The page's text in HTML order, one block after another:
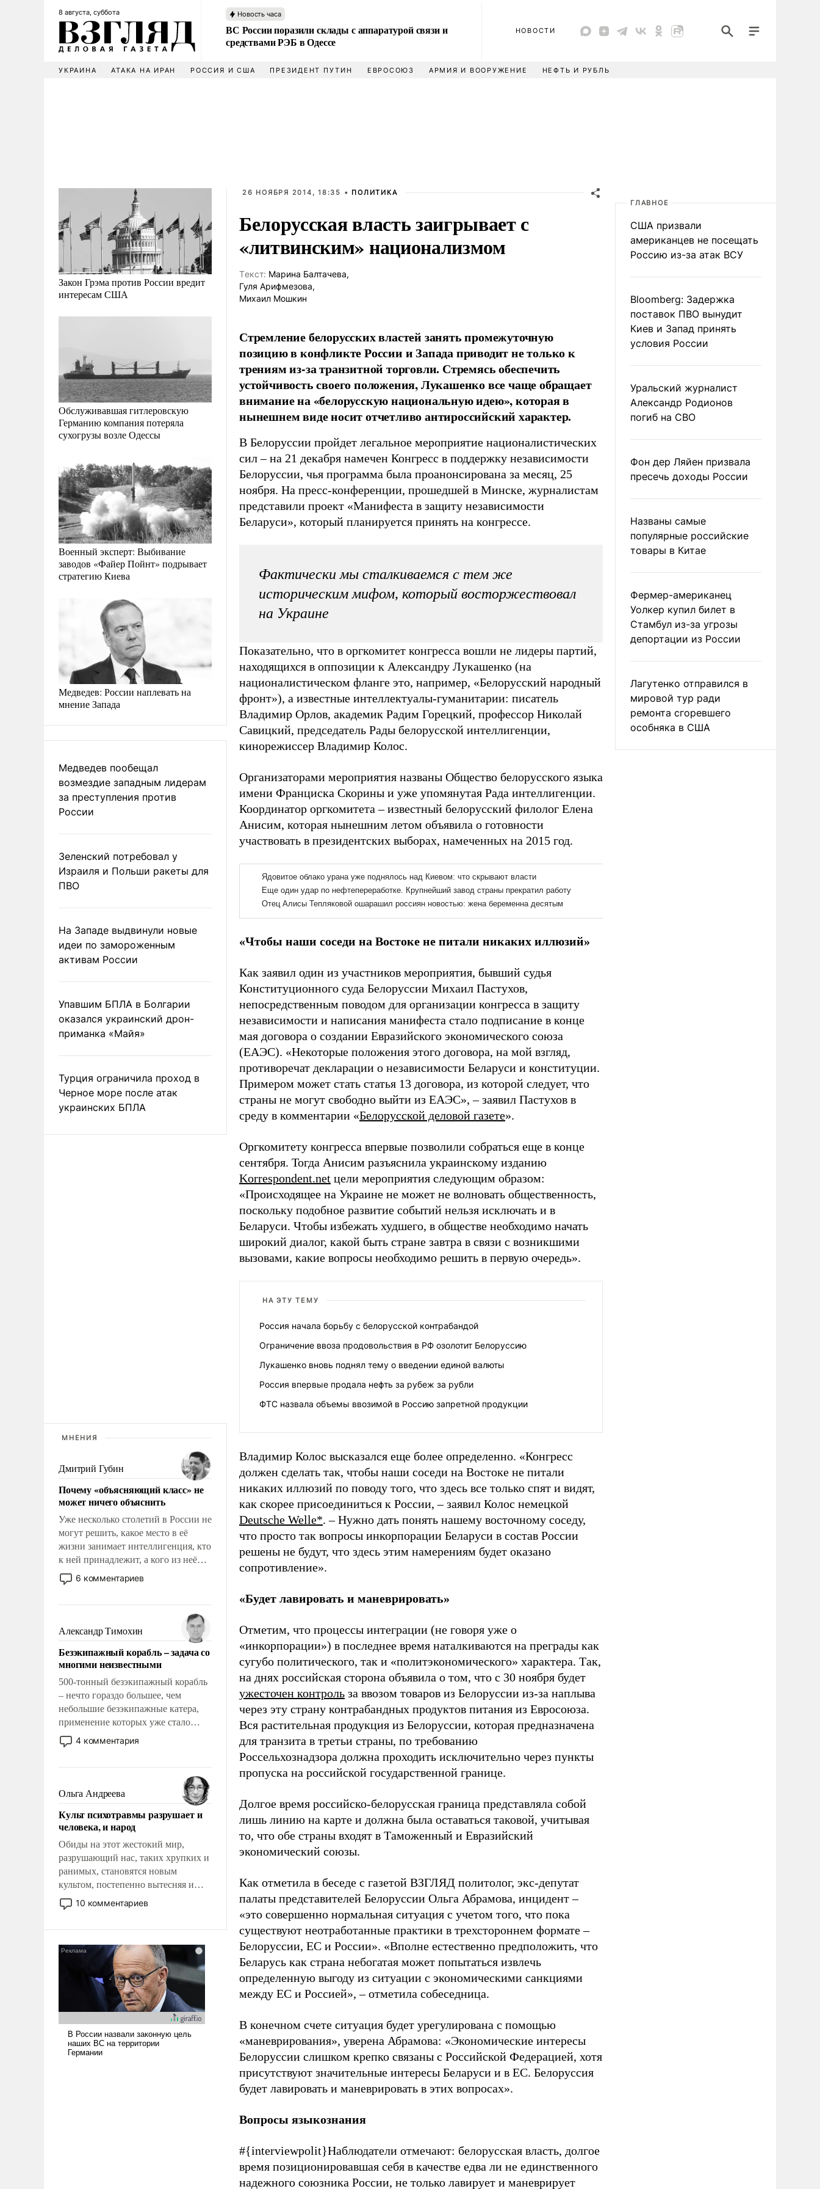
8 августа, суббота Новость часа
ВС России поразили склады с аппаратурой связи и
средствами РЭБ в Одессе
НОВОСТИ
УКРАИНА АТАКА НА ИРАН РОССИЯ И США ПРЕЗИДЕНТ ПУТИН ЕВРОСОЮЗ АРМИЯ И ВООРУЖЕНИЕ НЕФТЬ И РУБЛЬ
Закон Грэма против России вредит
интересам США
Обслуживавшая гитлеровскую
Германию компания потеряла
сухогрузы возле Одессы
Военный эксперт: Выбивание
заводов «Файер Пойнт» подрывает
стратегию Киева
Медведев: России наплевать на
мнение Запада
Медведев пообещал
возмездие западным лидерам
за преступления против
России
Зеленский потребовал у
Израиля и Польши ракеты для
ПВО
На Западе выдвинули новые
идеи по замороженным
активам России
Упавшим БПЛА в Болгарии
оказался украинский дрон-
приманка «Майя»
Турция ограничила проход в
Черное море после атак
украинских БПЛА
МНЕНИЯ
Дмитрий Губин
Почему «объясняющий класс» не
может ничего объяснить
Уже несколько столетий в России не
могут решить, какое место в её
жизни занимает интеллигенция, кто
к ней принадлежит, а кого из неё
исключили с правом
восстановления и без оного. И чем
казалось, что эти вопросы решены
раз и навсегда, но – нет, не решены.
6 комментариев
Александр Тимохин
Безэкипажный корабль – задача со
многими неизвестными
500-тонный безэкипажный корабль
– нечто гораздо большее, чем
небольшие безэкипажные катера,
применение которых уже стало
обыденностью. Задача по созданию
такого корабля очень сложна и
реализация радикально поднимет
наши боевые возможности.
4 комментария
Ольга Андреева
Культ психотравмы разрушает и
человека, и народ
Обиды на этот жестокий мир,
разрушающий нас, таких хрупких и
ранимых, становятся новым
культом, постепенно вытесняя и
отменяя традиционное требование к
человеку – быть мужественным и
слабым, идти вперед и
адаптироваться.
10 комментариев
26 НОЯБРЯ 2014, 18:35 • ПОЛИТИКА
Белорусская власть заигрывает с
«литвинским» национализмом
Tекст: Марина Балтачева,
Гуля Арифмезова,
Михаил Мошкин
Стремление белорусских властей занять промежуточную
позицию в конфликте России и Запада приводит не только к
трениям из-за транзитной торговли. Стремясь обеспечить
устойчивость своего положения, Лукашенко все чаще обращает
внимание на «белорусскую национальную идею», которая в
нынешнем виде носит отчетливо антироссийский характер.
В Белоруссии пройдет легальное мероприятие националистических
сил – на 21 декабря намечен Конгресс в поддержку независимости
Белоруссии, чья программа была проанонсирована за месяц, 25
ноября. На пресс-конференции, прошедшей в Минске, журналистам
представили проект «Манифеста в защиту независимости
Беларуси», который планируется принять на конгрессе.
Фактически мы сталкиваемся с тем же
историческим мифом, который восторжествовал
на Украине
Показательно, что в оргкомитет конгресса вошли не лидеры партий,
находящихся в оппозиции к Александру Лукашенко (на
националистическом фланге это, например, «Белорусский народный
фронт»), а известные интеллектуалы-гуманитарии: писатель
Владимир Орлов, академик Радим Горецкий, профессор Николай
Савицкий, председатель Рады белорусской интеллигенции,
кинорежиссер Владимир Колос.
Организаторами мероприятия названы Общество белорусского языка
имени Франциска Скорины и уже упомянутая Рада интеллигенции.
Координатор оргкомитета – известный белорусский филолог Елена
Анисим, которая нынешним летом объявила о готовности
участвовать в президентских выборах, намеченных на 2015 год.
«Чтобы наши соседи на Востоке не питали никаких иллюзий»
Как заявил один из участников мероприятия, бывший судья
Конституционного суда Белоруссии Михаил Пастухов,
непосредственным поводом для организации конгресса в защиту
независимости и написания манифеста стало подписание в конце
мая договора о создании Евразийского экономического союза
(ЕАЭС). «Некоторые положения этого договора, на мой взгляд,
противоречат декларации о независимости Беларуси и конституции.
Примером может стать статья 13 договора, из которой следует, что
страны не могут свободно выйти из ЕАЭС», – заявил Пастухов в
среду в комментарии «Белорусской деловой газете».
Оргкомитету конгресса впервые позволили собраться еще в конце
сентября. Тогда Анисим разъяснила украинскому изданию
Korrespondent.net цели мероприятия следующим образом:
«Происходящее на Украине не может не волновать общественность,
поскольку подобное развитие событий нельзя исключать и в
Беларуси. Чтобы избежать худшего, в обществе необходимо начать
широкий диалог, какой быть стране завтра в связи с возникшими
вызовами, какие вопросы необходимо решить в первую очередь».
НА ЭТУ ТЕМУ
Россия начала борьбу с белорусской контрабандой
Ограничение ввоза продовольствия в РФ озолотит Белоруссию
Лукашенко вновь поднял тему о введении единой валюты
Россия впервые продала нефть за рубеж за рубли
ФТС назвала объемы ввозимой в Россию запретной продукции
Владимир Колос высказался еще более определенно. «Конгресс
должен сделать так, чтобы наши соседи на Востоке не питали
никаких иллюзий по поводу того, что здесь все только спят и видят,
как скорее присоединиться к России, – заявил Колос немецкой
Deutsche Welle*. – Нужно дать понять нашему восточному соседу,
что просто так вопросы инкорпорации Беларуси в состав России
решены не будут, что здесь этим намерениям будет оказано
сопротивление».
«Будет лавировать и маневрировать»
Отметим, что процессы интеграции (не говоря уже о
«инкорпорации») в последнее время наталкиваются на преграды как
сугубо политического, так и «политэкономического» характера. Так,
на днях российская сторона объявила о том, что с 30 ноября будет
ужесточен контроль за ввозом товаров из Белоруссии из-за наплыва
через эту страну контрабандных продуктов питания из Евросоюза.
Вся растительная продукция из Белоруссии, которая предназначена
для транзита в третьи страны, по требованию
Россельхознадзора должна проходить исключительно через пункты
пропуска на российской государственной границе.
Долгое время российско-белорусская граница представляла собой
лишь линию на карте и должна была оставаться таковой, учитывая
то, что обе страны входят в Таможенный и Евразийский
экономический союзы.
Как отметила в беседе с газетой ВЗГЛЯД политолог, экс-депутат
палаты представителей Белоруссии Ольга Абрамова, инцидент –
«это совершенно нормальная ситуация с учетом того, что пока
существуют неотработанные практики в трехстороннем формате –
Белоруссии, ЕС и России». «Вполне естественно предположить, что
Беларусь как страна небогатая может попытаться извлечь
определенную выгоду из ситуации с экономическими санкциями
между ЕС и Россией», – отметила собеседница.
В конечном счете ситуация будет урегулирована с помощью
«маневрирования», уверена Абрамова: «Экономические интересы
Белоруссии слишком крепко связаны с Российской Федерацией, хотя
присутствуют значительные интересы Беларуси и в ЕС. Белоруссия
будет лавировать и маневрировать в этих вопросах».
Вопросы языкознания
#{interviewpolit}Наблюдатели отмечают: белорусская власть, долгое
время позиционировавшая себя в качестве едва ли не единственного
надежного союзника России, не только лавирует и маневрирует
ГЛАВНОЕ
США призвали
американцев не посещать
Россию из-за атак ВСУ
Bloomberg: Задержка
поставок ПВО вынудит
Киев и Запад принять
условия России
Уральский журналист
Александр Родионов
погиб на СВО
Фон дер Ляйен призвала
пресечь доходы России
Названы самые
популярные российские
товары в Китае
Фермер-американец
Уолкер купил билет в
Стамбул из-за угрозы
депортации из России
Лагутенко отправился в
мировой тур ради
ремонта сгоревшего
особняка в США